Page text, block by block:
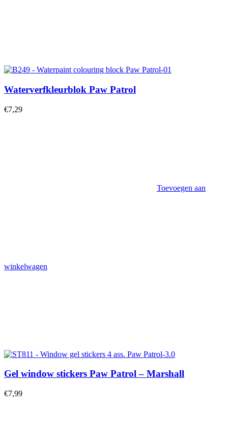
Waterverfkleurblok Paw Patrol
€7,29
Toevoegen aan
winkelwagen
Gel window stickers Paw Patrol – Marshall
€7,99